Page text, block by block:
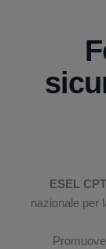
ESEL CPT
nazionale per